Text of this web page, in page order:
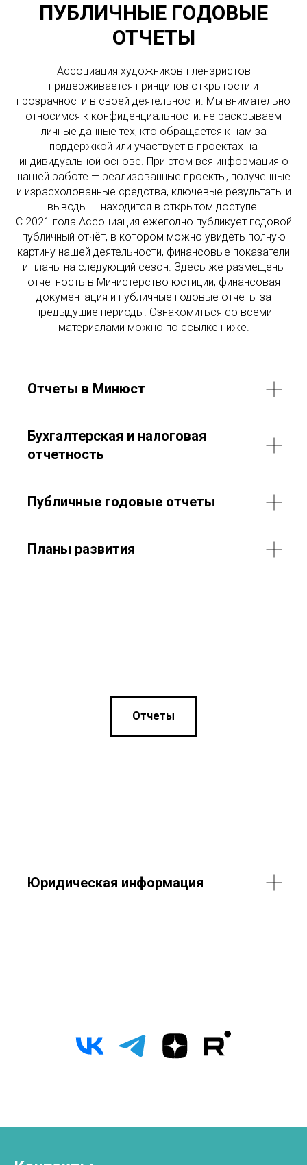
ПУБЛИЧНЫЕ ГОДОВЫЕ
ОТЧЕТЫ
Ассоциация художников-пленэристов
придерживается принципов открытости и
прозрачности в своей деятельности. Мы внимательно
относимся к конфиденциальности: не раскрываем
личные данные тех, кто обращается к нам за
поддержкой или участвует в проектах на
индивидуальной основе. При этом вся информация о
нашей работе — реализованные проекты, полученные
и израсходованные средства, ключевые результаты и
выводы — находится в открытом доступе.
С 2021 года Ассоциация ежегодно публикует годовой
публичный отчёт, в котором можно увидеть полную
картину нашей деятельности, финансовые показатели
и планы на следующий сезон. Здесь же размещены
отчётность в Министерство юстиции, финансовая
документация и публичные годовые отчёты за
предыдущие периоды. Ознакомиться со всеми
материалами можно по ссылке ниже.
Отчеты в Минюст
Бухгалтерская и налоговая
отчетность
Публичные годовые отчеты
Планы развития
Отчеты
Юридическая информация